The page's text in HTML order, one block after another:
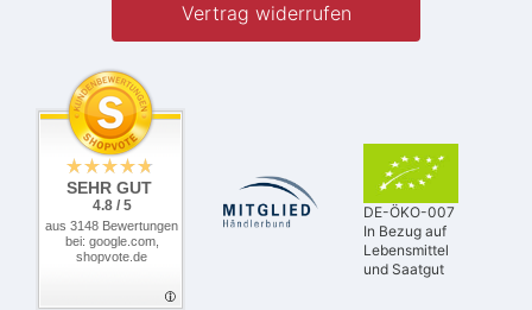
Vertrag widerrufen
SEHR GUT
4.8 / 5
aus 3148 Bewertungen
bei: google.com,
shopvote.de
DE-ÖKO-007
In Bezug auf
Lebensmittel
und Saatgut